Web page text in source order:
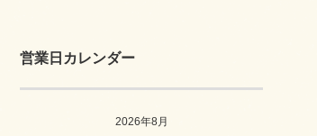
営業日カレンダー
2026年8月